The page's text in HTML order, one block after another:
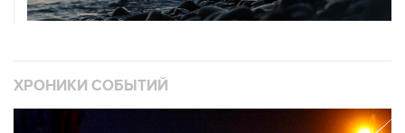
ХРОНИКИ СОБЫТИЙ